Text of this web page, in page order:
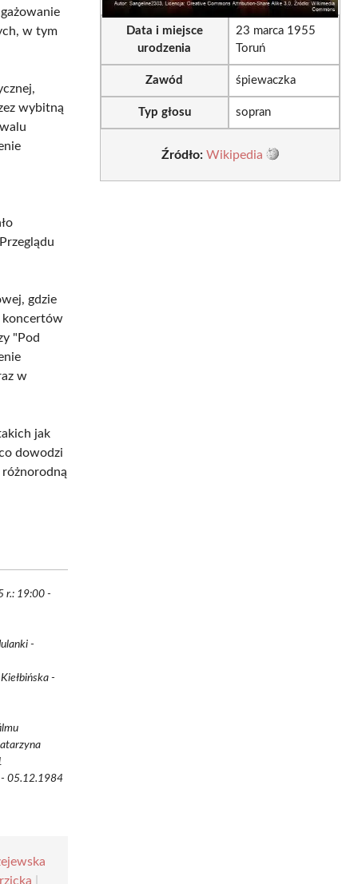
w tym
wybitną
gdzie
koncertów
"Pod
w
jak
dowodzi
różnorodną
r.: 19:00 -
-
-
- 05.12.1984
Data i miejsce
urodzenia
23 marca 1955
Toruń
Zawód śpiewaczka
Typ głosu sopran
Źródło: Wikipedia